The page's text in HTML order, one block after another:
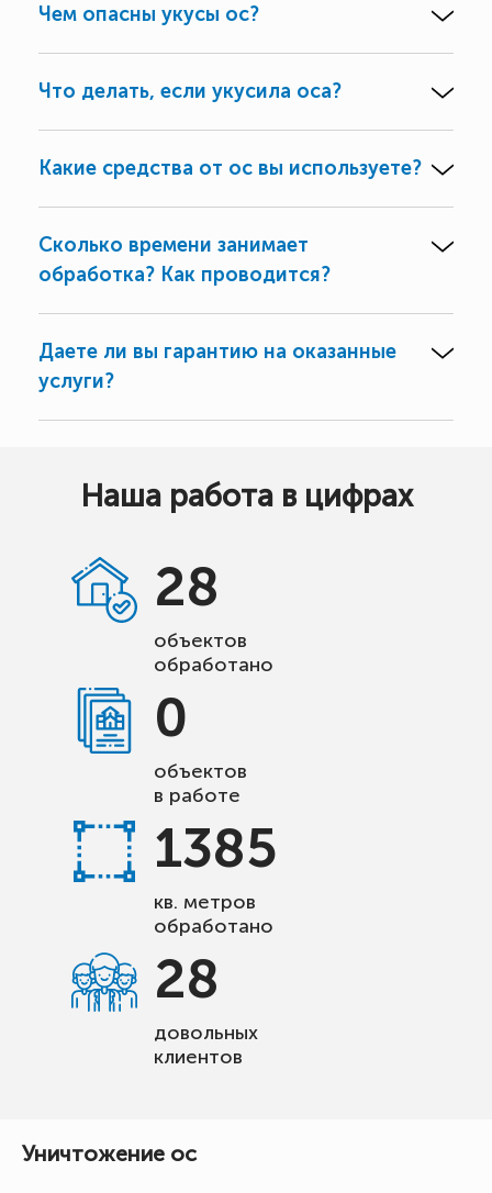
Чем опасны укусы ос?
Что делать, если укусила оса?
Какие средства от ос вы используете?
Сколько времени занимает
обработка? Как проводится?
Даете ли вы гарантию на оказанные
услуги?
Наша работа в цифрах
28
объектов
обработано
0
объектов
в работе
1385
кв. метров
обработано
28
довольных
клиентов
Уничтожение ос